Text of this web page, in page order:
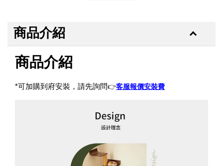
商品介紹
商品介紹
*可加購到府安裝，請先詢問👉客服報價安裝費